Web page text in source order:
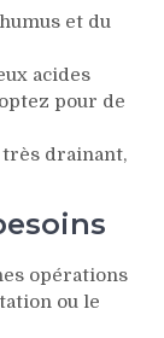
et du
acides
pour de
très drainant,
opérations
ou le